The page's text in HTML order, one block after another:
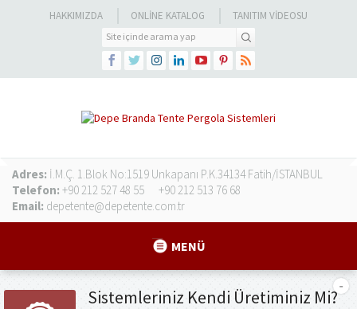
HAKKIMIZDA ONLINE KATALOG TANITIM VIDEOSU
Adres: İ.M.Ç. 1.Blok No:1519 Unkapanı P.K.34134 Fatih/İSTANBUL
Telefon: +90 212 527 48 55
+90 212 513 76 68
Email: depetente@depetente.com.tr
MENÜ
Sistemleriniz Kendi Üretiminiz Mi?